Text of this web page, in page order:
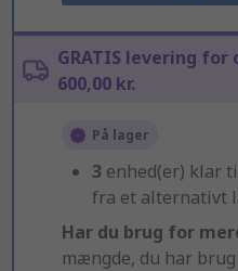
GRATIS levering
600,00 kr.
På lager
3 enhed(er) klar
fra et alternativt
Har du brug for
mængde, du har